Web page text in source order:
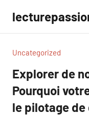
contenu
Uncategorized
Explorer de
Pourquoi
le pilotage de